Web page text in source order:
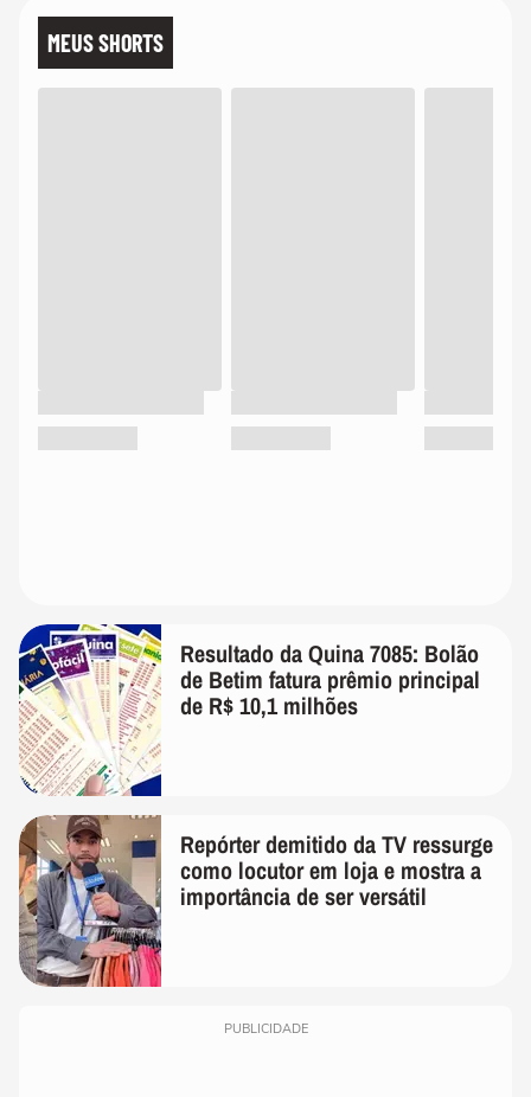
MEUS SHORTS
Resultado da Quina 7085: Bolão
de Betim fatura prêmio principal
de R$ 10,1 milhões
Repórter demitido da TV ressurge
como locutor em loja e mostra a
importância de ser versátil
PUBLICIDADE